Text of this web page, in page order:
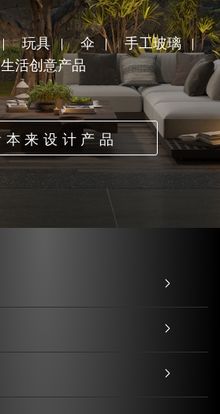
玩具 伞
手工玻璃
生活创意产品
本来设计产品